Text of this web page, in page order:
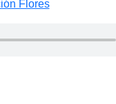
Flores